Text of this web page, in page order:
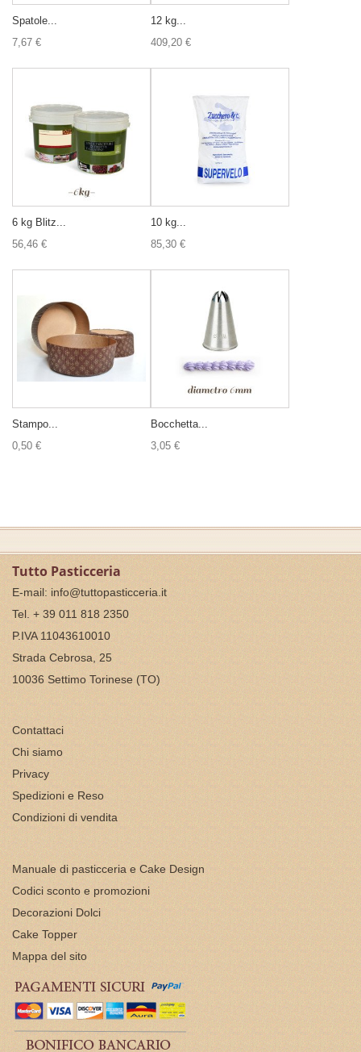
Spatole...
7,67 €
12 kg...
409,20 €
6 kg Blitz...
56,46 €
10 kg...
85,30 €
Stampo...
0,50 €
Bocchetta...
3,05 €
Tutto Pasticceria
E-mail: info@tuttopasticceria.it
Tel. + 39 011 818 2350
P.IVA 11043610010
Strada Cebrosa, 25
10036 Settimo Torinese (TO)
Contattaci
Chi siamo
Privacy
Spedizioni e Reso
Condizioni di vendita
Manuale di pasticceria e Cake Design
Codici sconto e promozioni
Decorazioni Dolci
Cake Topper
Mappa del sito